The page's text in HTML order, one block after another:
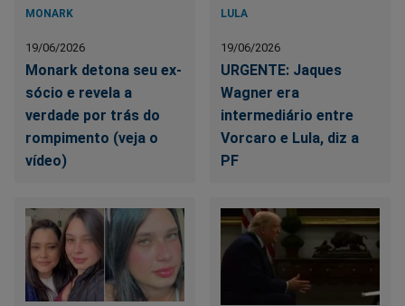
MONARK
19/06/2026
Monark detona seu ex-
sócio e revela a
verdade por trás do
rompimento (veja o
vídeo)
LULA
19/06/2026
URGENTE: Jaques
Wagner era
intermediário entre
Vorcaro e Lula, diz a
PF